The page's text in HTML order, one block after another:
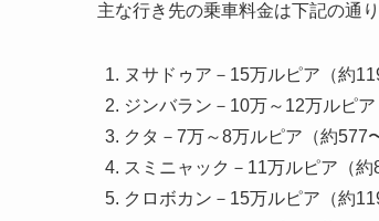
主な行き先の乗車料金は下記の通り
ヌサドゥア－15万ルピア（約
ジンバラン－10万～12万ルピア
クタ－7万～8万ルピア（約577
スミニャック－11万ルピア（約
クロボカン－15万ルピア（約